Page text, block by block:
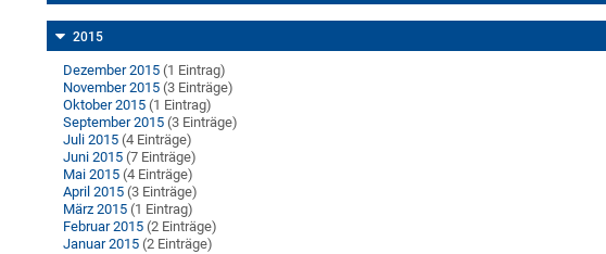
2015
Dezember 2015 (1 Eintrag)
November 2015 (3 Einträge)
Oktober 2015 (1 Eintrag)
September 2015 (3 Einträge)
Juli 2015 (4 Einträge)
Juni 2015 (7 Einträge)
Mai 2015 (4 Einträge)
April 2015 (3 Einträge)
März 2015 (1 Eintrag)
Februar 2015 (2 Einträge)
Januar 2015 (2 Einträge)